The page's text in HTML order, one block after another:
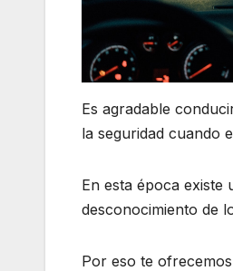
Es agradable
la seguridad cuando
En esta época existe
desconocimiento de
Por eso te